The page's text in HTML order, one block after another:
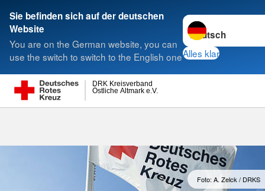
Sie befinden sich auf der deutschen
Website
You are on the German website, you can
use the switch to switch to the English one
Sprache wechseln
Alles klar
Östliche Altmark e.V.
DRK Kreisverband
Suche
Kreisverbände
Foto: A. Zelck / DRKS